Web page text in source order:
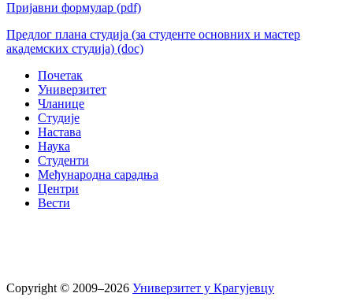
Пријавни формулар (pdf)
Предлог плана студија (за студенте основних и мастер
академских студија) (doc)
Почетак
Универзитет
Чланице
Студије
Настава
Наука
Студенти
Међународна сарадња
Центри
Вести
Copyright © 2009–2026 Универзитет у Крагујевцу